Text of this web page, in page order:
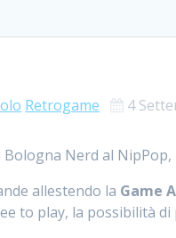
Retrogame 4
Nerd al NipPop,
allestendo la Game
to play, la possibilità